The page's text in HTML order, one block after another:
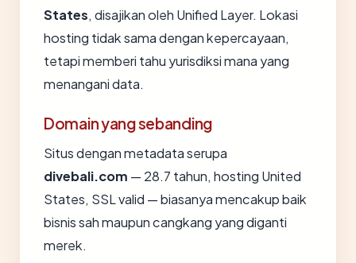
States, disajikan oleh Unified Layer. Lokasi
hosting tidak sama dengan kepercayaan,
tetapi memberi tahu yurisdiksi mana yang
menangani data.
Domain yang sebanding
Situs dengan metadata serupa
divebali.com — 28.7 tahun, hosting United
States, SSL valid — biasanya mencakup baik
bisnis sah maupun cangkang yang diganti
merek.